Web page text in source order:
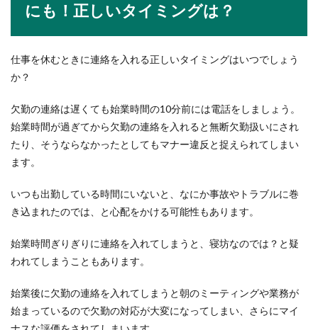
員の退職について
ら、民法627条1項の定めにより、『雇用は、解...
徴や必要なこととは
警察官の面接で合格するためにはコツはあるので
どん...
復帰後の挨拶でのお菓子を渡すタイミ
ングや選び方とポイント
にも！正しいタイミングは？
仕事を休むときに連絡を入れる正しいタイミングはいつでしょう
か？
欠勤の連絡は遅くても始業時間の10分前には電話をしましょう。
始業時間が過ぎてから欠勤の連絡を入れると無断欠勤扱いにされ
たり、そうならなかったとしてもマナー違反と捉えられてしまい
ます。
いつも出勤している時間にいないと、なにか事故やトラブルに巻
き込まれたのでは、と心配をかける可能性もあります。
始業時間ぎりぎりに連絡を入れてしまうと、寝坊なのでは？と疑
われてしまうこともあります。
始業後に欠勤の連絡を入れてしまうと朝のミーティングや業務が
始まっているので欠勤の対応が大変になってしまい、さらにマイ